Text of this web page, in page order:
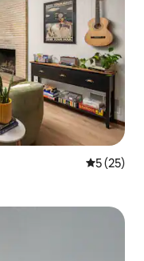
5 (25)